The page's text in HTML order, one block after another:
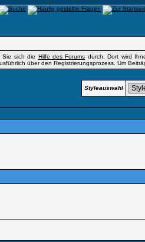
Sie sich die Hilfe des Forums durch. Dort wird
über den Registrierungsprozess. Um
Styleauswahl